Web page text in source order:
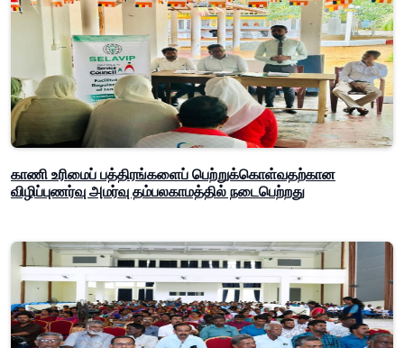
காணி உரிமைப் பத்திரங்களைப் பெற்றுக்கொள்வதற்கான
விழிப்புணர்வு அமர்வு தம்பலகாமத்தில் நடைபெற்றது